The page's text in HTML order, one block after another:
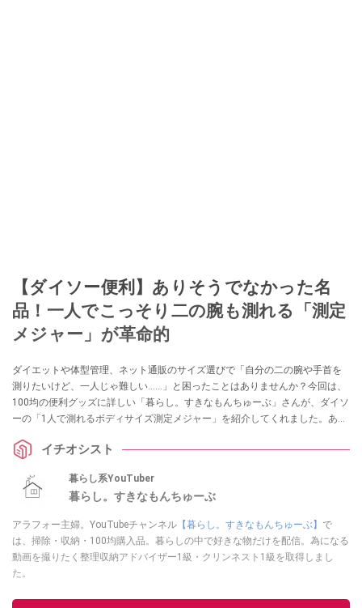
【ダイソー便利】ありそうでなかった名
品！一人でこっそり二の腕も測れる「測定
メジャー」が革命的
ダイエットや体型管理、ネット通販のサイズ選びで「自分の二の腕や手首を
測りたいけど、一人じゃ難しい……」と困ったことはありませんか？今回は、
100均の便利グッズに詳しい「暮らし。すきなもんちゅーぶ」さんが、ダイソ
ーの「1人で測れるボディサイズ測定メジャー」を紹介してくれました。あり
家に一台レベルの重宝アイテムです！
イチオシスト
暮らし系YouTuber
暮らし。すきなもんちゅーぶ
アラフォー主婦。YouTubeチャンネル 【暮らし。すきなもんちゅーぶ】 で
は、掃除・収納・100均購入品。暮らしの中で好きな物だけを配信。為になる
動画を撮りたく整理収納アドバイザー1級・クリンネスト1級を取得しまし
た。
このイチオシストの他の記事を読む